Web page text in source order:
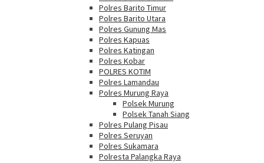
Polres Barito Timur
Polres Barito Utara
Polres Gunung Mas
Polres Kapuas
Polres Katingan
Polres Kobar
POLRES KOTIM
Polres Lamandau
Polres Murung Raya
Polsek Murung
Polsek Tanah Siang
Polres Pulang Pisau
Polres Seruyan
Polres Sukamara
Polresta Palangka Raya